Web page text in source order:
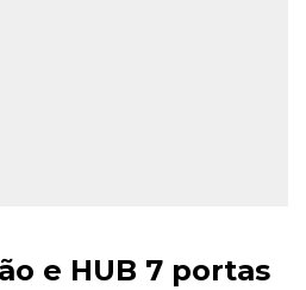
e HUB 7 portas